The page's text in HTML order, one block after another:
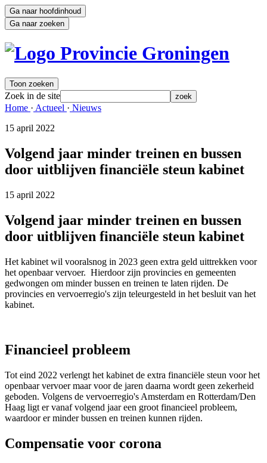
Ga naar hoofdinhoud
Ga naar zoeken
Toon zoeken
Zoek in de site zoek
Home · Actueel · Nieuws
15 april 2022
Volgend jaar minder treinen en bussen
door uitblijven financiële steun kabinet
15 april 2022
Volgend jaar minder treinen en bussen
door uitblijven financiële steun kabinet
Het kabinet wil vooralsnog in 2023 geen extra geld uittrekken voor
het openbaar vervoer. Hierdoor zijn provincies en gemeenten
gedwongen om minder bussen en treinen te laten rijden. De
provincies en vervoerregio's zijn teleurgesteld in het besluit van het
kabinet.
Financieel probleem
Tot eind 2022 verlengt het kabinet de extra financiële steun voor het
openbaar vervoer maar voor de jaren daarna wordt geen zekerheid
geboden. Volgens de vervoerregio's Amsterdam en Rotterdam/Den
Haag ligt er vanaf volgend jaar een groot financieel probleem,
waardoor er minder bussen en treinen kunnen rijden.
Compensatie voor corona